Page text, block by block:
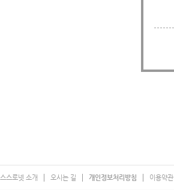
스스로넷 소개 오시는 길 개인정보처리방침 이용약관